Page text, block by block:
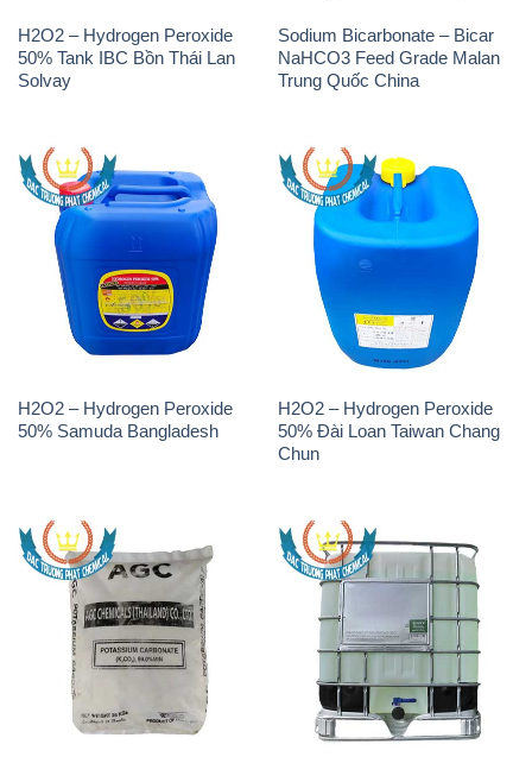
H2O2 – Hydrogen Peroxide
50% Samuda Bangladesh
H2O2 – Hydrogen Peroxide
50% Đài Loan Taiwan Chang
K2Co3 – Potassium
Carbonate AGC Thái Lan
Thailand
Javen – Sodium Hypochlorite
10-12% Việt Nam